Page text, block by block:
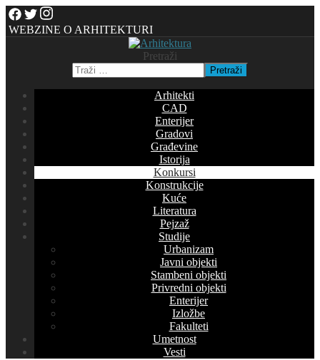
WEBZINE O ARHITEKTURI
Pretraži
Pretraži
Arhitekti
CAD
Enterijer
Gradovi
Građevine
Istorija
Konkursi
Konstrukcije
Kuće
Literatura
Pejzaž
Studije
Urbanizam
Javni objekti
Stambeni objekti
Privredni objekti
Enterijer
Izložbe
Fakulteti
Umetnost
Vesti